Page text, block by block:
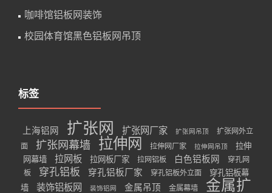
咖啡馆铝板网装饰
校园体育馆黑色铝板网吊顶
标签
上海铝网 扩张网 扩张网厂家 扩张网吊顶
扩张网外立
面
扩张网幕墙 拉伸网 拉伸网厂家 拉伸网吊顶
拉伸
网幕墙
拉网板 拉网板厂家 拉网铝板 白色铝板网
穿孔网
板
穿孔铝板 穿孔铝板厂家 穿孔铝板外立面
穿孔铝板幕
墙
装饰铝板网 装饰铝网 金属吊顶 金属幕墙
金属扩